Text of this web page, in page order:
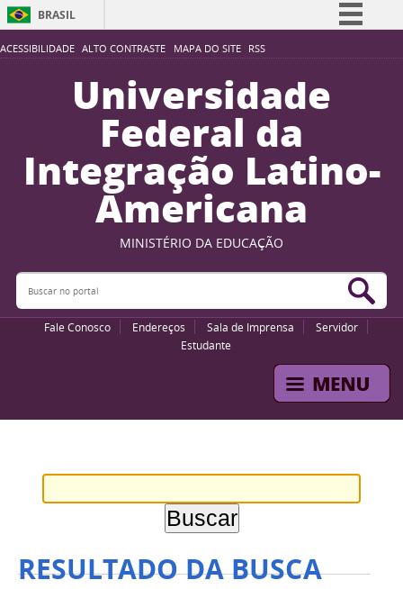
ACESSIBILIDADE ALTO CONTRASTE MAPA DO SITE RSS
BRASIL
Simplifique!
Participe
Acesso à informação
Legislação
Canais
Universidade
Federal da
Integração Latino-
Americana
MINISTÉRIO DA EDUCAÇÃO
Buscar no portal
Fale Conosco Endereços Sala de Imprensa
Servidor
Estudante
RESULTADO DA BUSCA